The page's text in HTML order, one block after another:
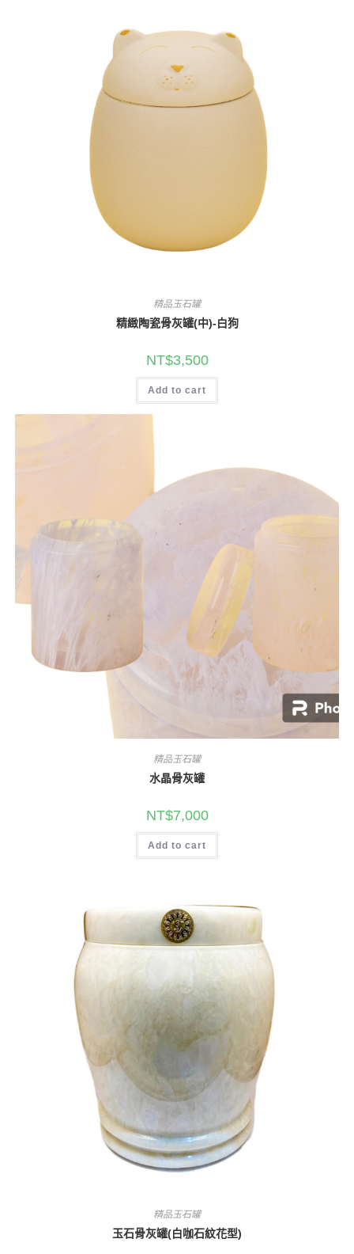
精品玉石罐
精緻陶瓷骨灰罐(中)-白狗
NT$3,500
Add to cart
精品玉石罐
水晶骨灰罐
NT$7,000
Add to cart
精品玉石罐
玉石骨灰罐(白咖石紋花型)